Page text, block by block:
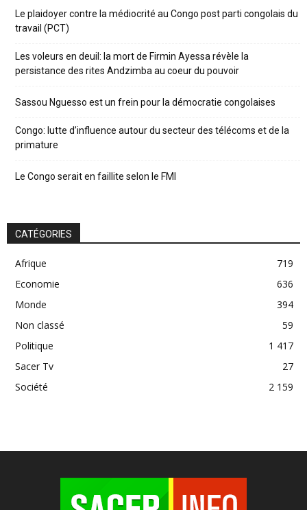
Le plaidoyer contre la médiocrité au Congo post parti congolais du
travail (PCT)
Les voleurs en deuil: la mort de Firmin Ayessa révèle la
persistance des rites Andzimba au coeur du pouvoir
Sassou Nguesso est un frein pour la démocratie congolaises
Congo: lutte d’influence autour du secteur des télécoms et de la
primature
Le Congo serait en faillite selon le FMI
CATÉGORIES
Afrique
719
Economie
636
Monde
394
Non classé
59
Politique
1 417
Sacer Tv
27
Société
2 159